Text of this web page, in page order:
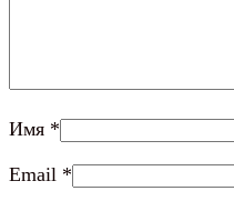
Имя *
Email *